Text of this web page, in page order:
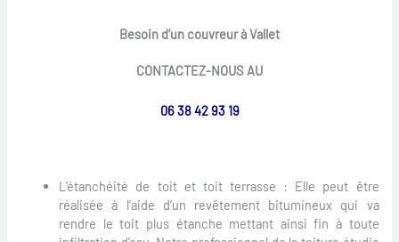
Besoin d’un couvreur à Vallet
CONTACTEZ-NOUS AU
06 38 42 93 19
L’étanchéité de toit et toit terrasse : Elle peut être
réalisée à l’aide d’un revêtement bitumineux qui va
rendre le toit plus étanche mettant ainsi fin à toute